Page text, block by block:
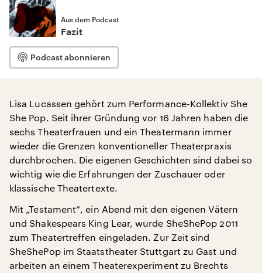
Aus dem Podcast
Fazit
Podcast abonnieren
Lisa Lucassen gehört zum Performance-Kollektiv She
She Pop. Seit ihrer Gründung vor 16 Jahren haben die
sechs Theaterfrauen und ein Theatermann immer
wieder die Grenzen konventioneller Theaterpraxis
durchbrochen. Die eigenen Geschichten sind dabei so
wichtig wie die Erfahrungen der Zuschauer oder
klassische Theatertexte.
Mit „Testament“, ein Abend mit den eigenen Vätern
und Shakespears King Lear, wurde SheShePop 2011
zum Theatertreffen eingeladen. Zur Zeit sind
SheShePop im Staatstheater Stuttgart zu Gast und
arbeiten an einem Theaterexperiment zu Brechts